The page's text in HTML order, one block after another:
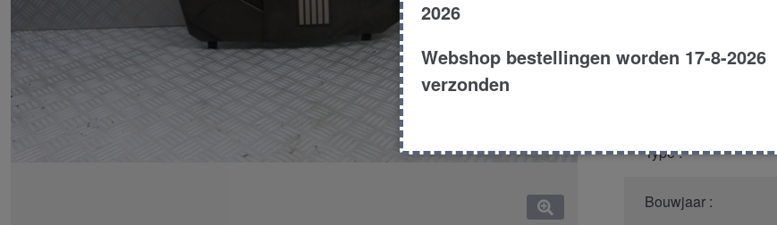
Carroserie :
Type :
Bouwjaar :
2026
Webshop bestellingen worden 17-8-2026
verzonden